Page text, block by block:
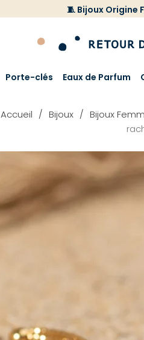
🧵 Bijoux Origine
Porte-clés Eaux de Parfum
Accueil Bijoux Bijoux